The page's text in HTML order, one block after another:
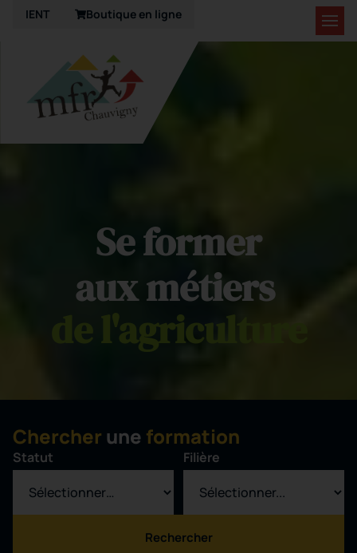
IENT Boutique en ligne
Seformer
auxmétiers
l'agriculture
Chercher une formation
Statut Filière
Rechercher